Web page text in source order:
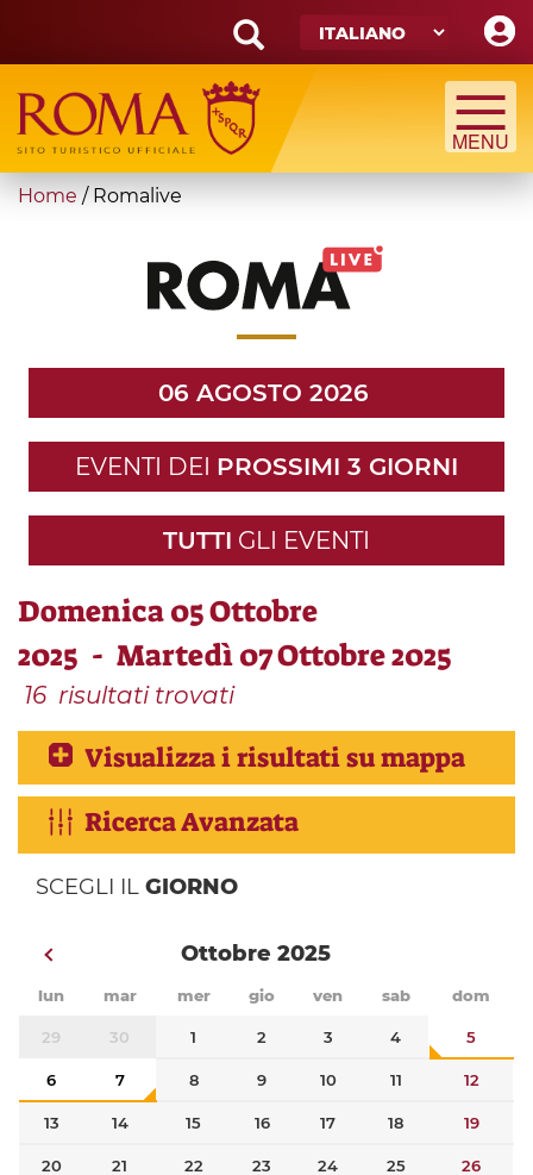
main
content
Search
form
Cerca
You
Home / Romalive
06 AGOSTO 2026
EVENTI DEI PROSSIMI 3 GIORNI
TUTTI GLI EVENTI
Domenica 05 Ottobre
2025 - Martedì 07 Ottobre 2025
16 risultati trovati
Visualizza i risultati su mappa
Ricerca Avanzata
SCEGLI IL GIORNO
Ottobre 2025
lun mar mer gio ven sab dom
29 30 1 2 3 4 5
6 7 8 9 10 11 12
13 14 15 16 17 18 19
20 21 22 23 24 25 26